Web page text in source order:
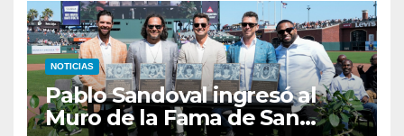
NOTICIAS
Pablo Sandoval ingresó al
Muro de la Fama de San